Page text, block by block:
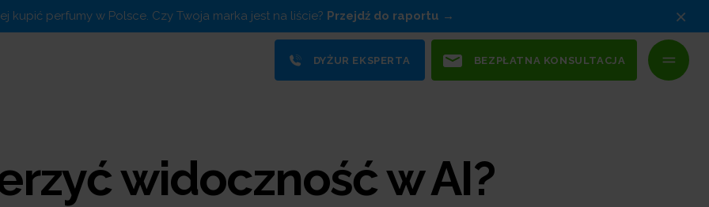
kupić perfumy w Polsce. Czy Twoja marka jest na liście? Przejdź do raportu ×
DYŻUR EKSPERTA BEZPŁATNA KONSULTACJA
widoczność w AI?